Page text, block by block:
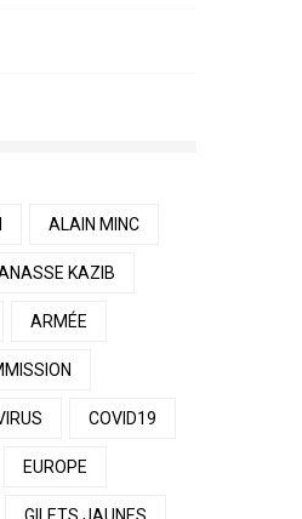
ALAIN MINC
KAZIB
ARMÉE
COVID19
EUROPE